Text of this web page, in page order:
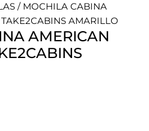
/ MOCHILA CABINA
AMARILLO
AMERICAN